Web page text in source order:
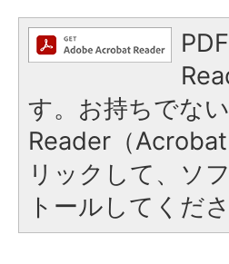
す。お持ちでな
Reader（
リックして、ソ
トールしてくださ